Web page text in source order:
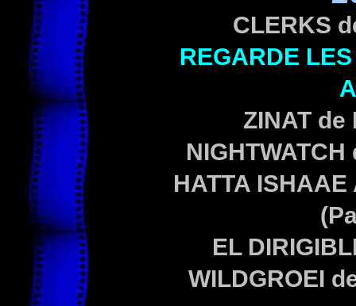
CLERKS
REGARDE
ZINAT de
NIGHTWATCH
HATTA
EL
WILDGROEI